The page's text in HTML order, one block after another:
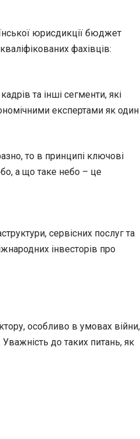
юрисдикції бюджет
фахівців:
та інші сегменти, які
експертами як один
то в принципі ключові
а що таке небо – це
сервісних послуг та
інвесторів про
особливо в умовах війни,
до таких питань, як